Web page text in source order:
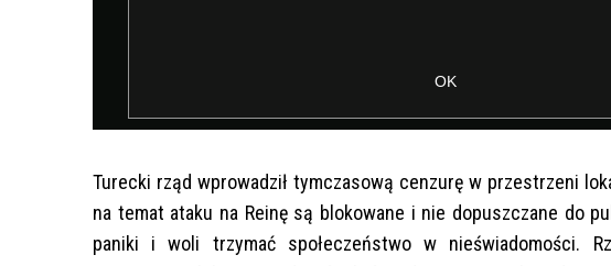
Turecki rząd wprowadził tymczasową cenzurę w przestrzeni
na temat ataku na Reinę są blokowane i nie dopuszczane do
paniki i woli trzymać społeczeństwo w nieświadomości.